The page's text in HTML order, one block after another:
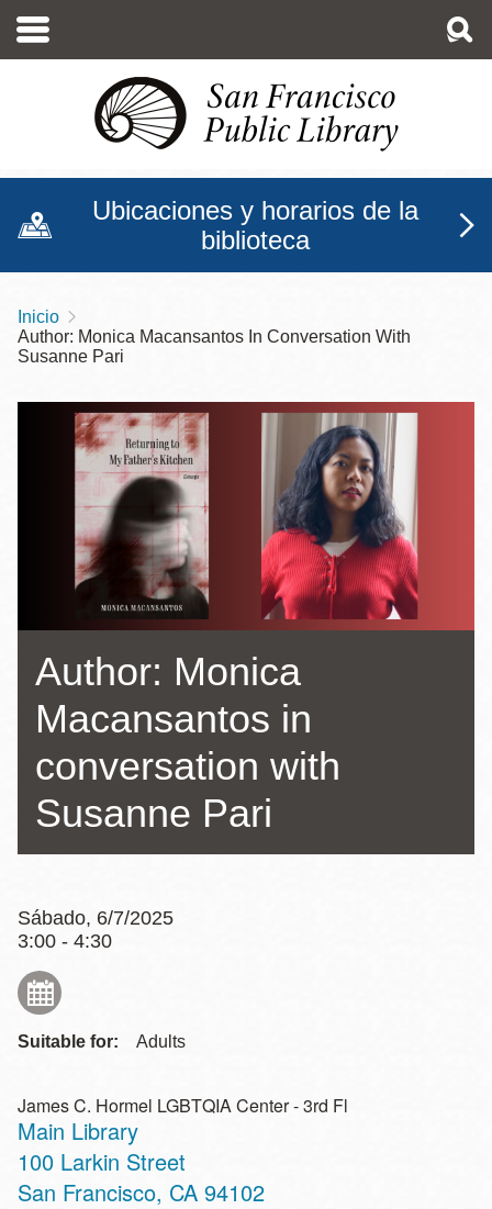
contenido
Ubicaciones y horarios de la
biblioteca
Sobrescribir
enlaces
de
ayuda
navegación
Inicio
Author: Monica Macansantos In Conversation With
Susanne Pari
Author: Monica
Macansantos in
conversation with
Susanne Pari
Sábado, 6/7/2025
3:00 - 4:30
Suitable for: Adults
James C. Hormel LGBTQIA Center - 3rd Fl
Main Library
Address
100 Larkin Street
San Francisco, CA 94102